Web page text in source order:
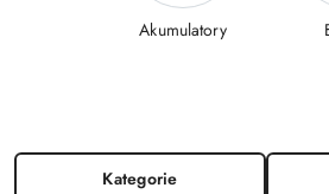
Akumulatory
Kategorie